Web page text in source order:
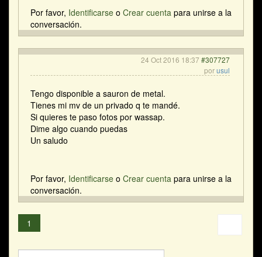
Por favor, Identificarse o Crear cuenta para unirse a la
conversación.
24 Oct 2016 18:37 #307727
porusul
Tengo disponible a sauron de metal.
Tienes mi mv de un privado q te mandé.
Si quieres te paso fotos por wassap.
Dime algo cuando puedas
Un saludo
Por favor, Identificarse o Crear cuenta para unirse a la
conversación.
1